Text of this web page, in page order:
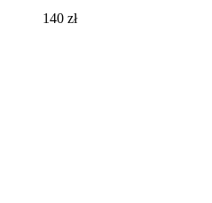
140 zł